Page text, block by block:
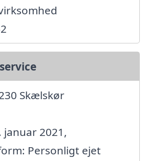
Skælskør
2021,
Personligt ejet